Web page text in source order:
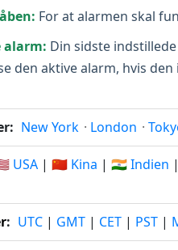
For at alarmen skal
alarm: Din sidste
den aktive alarm, hvis
New York · London ·
USA | 🇨🇳 Kina | 🇮🇳 Indien |
: UTC | GMT | CET | PST |